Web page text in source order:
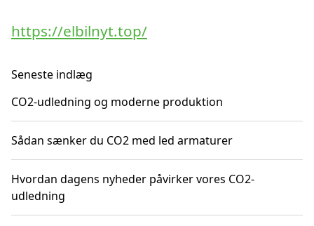
https://elbilnyt.top/
Seneste indlæg
CO2-udledning og moderne produktion
Sådan sænker du CO2 med led armaturer
Hvordan dagens nyheder påvirker vores CO2-
udledning